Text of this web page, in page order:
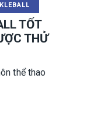
TỐT
THỬ
thể thao